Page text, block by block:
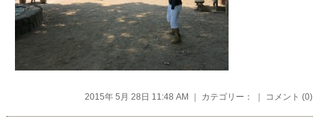
2015年 5月 28日 11:48 AM ｜ カテゴリー： ｜ コメント (0)